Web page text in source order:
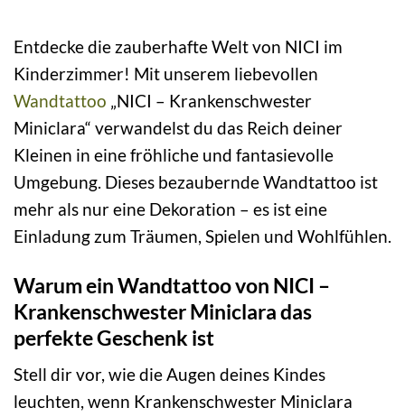
Entdecke die zauberhafte Welt von NICI im
Kinderzimmer! Mit unserem liebevollen
Wandtattoo „NICI – Krankenschwester
Miniclara“ verwandelst du das Reich deiner
Kleinen in eine fröhliche und fantasievolle
Umgebung. Dieses bezaubernde Wandtattoo ist
mehr als nur eine Dekoration – es ist eine
Einladung zum Träumen, Spielen und Wohlfühlen.
Warum ein Wandtattoo von NICI –
Krankenschwester Miniclara das
perfekte Geschenk ist
Stell dir vor, wie die Augen deines Kindes
leuchten, wenn Krankenschwester Miniclara